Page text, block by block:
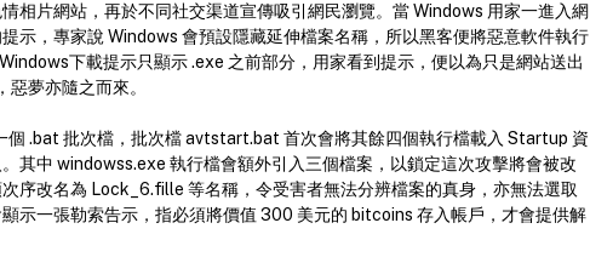
相片網站，再於不同社交渠道宣傳吸引網民瀏覽。當 Windows 用家一進入網
示，專家說 Windows 會預設隱藏延伸檔案名稱，所以黑客便將惡意軟件執行
下載提示只顯示 .exe 之前部分，用家看到提示，便以為只是網站送出
夢亦隨之而來。
個 .bat 批次檔，批次檔 avtstart.bat 首次會將其餘四個執行檔載入 Startup 資
其中 windowss.exe 執行檔會額外引入三個檔案，以鎖定這次攻擊將會被改
序改名為 Lock_6.fille 等名稱，令受害者無法分辨檔案的真身，亦無法選取
示一張勒索告示，指必須將價值 300 美元的 bitcoins 存入帳戶，才會提供解